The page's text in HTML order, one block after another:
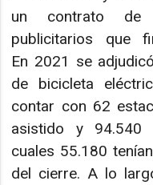
un contrato de
publicitarios que
En 2021 se
de bicicleta
contar con 62
asistido y 94.540
cuales 55.180
del cierre. A lo